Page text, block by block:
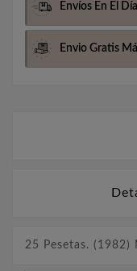
Envíos En El
Envio Gratis
25 Pesetas. (1982)